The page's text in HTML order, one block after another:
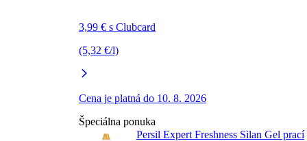
3,99 € s Clubcard
(5,32 €/l)
Cena je platná do 10. 8. 2026
Špeciálna ponuka
Persil Expert Freshness Silan Gel prací